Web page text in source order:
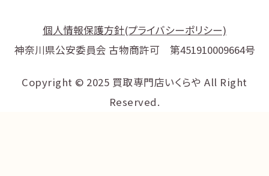
個人情報保護方針(プライバシーポリシー)
神奈川県公安委員会 古物商許可 第451910009664号
Copyright © 2025 買取専門店いくらや All Right
Reserved.